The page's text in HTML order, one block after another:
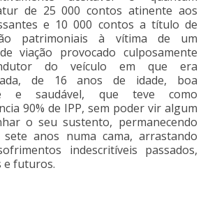
de 25 000 contos atinente aos
e 10 000 contos a título de
patrimoniais à vítima de um
viação provocado culposamente
do veículo em que era
de 16 anos de idade, boa
e saudável, que teve como
90% de IPP, sem poder vir algum
o seu sustento, permanecendo
sete anos numa cama, arrastando
indescritíveis passados,
e futuros.